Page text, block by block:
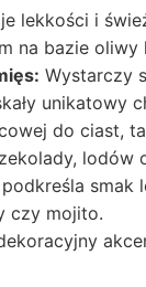
lekkości i
na bazie oliwy
Wystarczy
unikatowy
do ciast,
lodów
smak
czy mojito.